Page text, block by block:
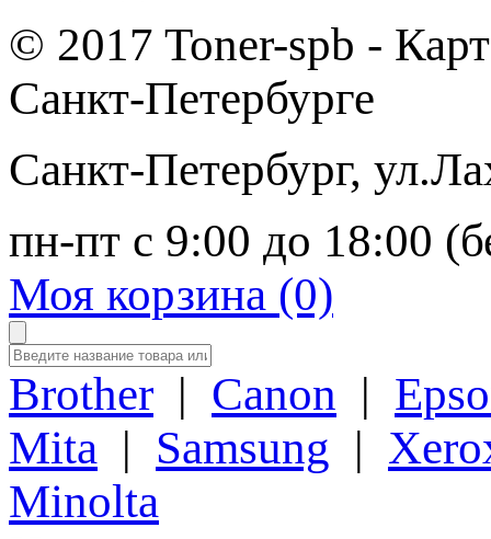
© 2017 Toner-spb -
Санкт-Петербурге
Санкт-Петербург,
пн-пт с 9:00 до 18:00
Моя корзина (0)
Brother | Canon |
Mita | Samsung |
Minolta